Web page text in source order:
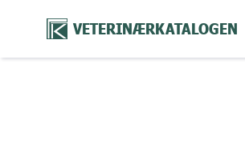
VETERINÆRKATALOGEN